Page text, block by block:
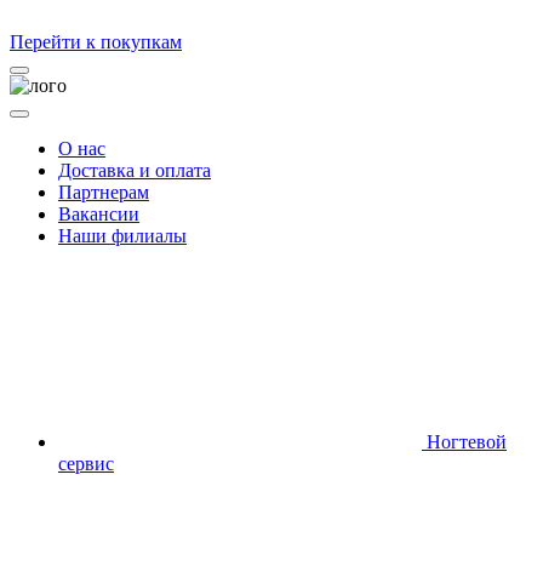
Перейти к покупкам
О нас
Доставка и оплата
Партнерам
Вакансии
Наши филиалы
Ногтевой
сервис